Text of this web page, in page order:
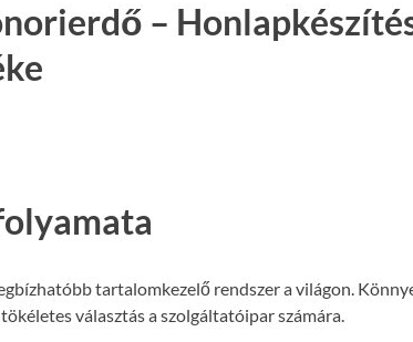
–
tartalomkezelő rendszer a világon.
választás a szolgáltatóipar számára.